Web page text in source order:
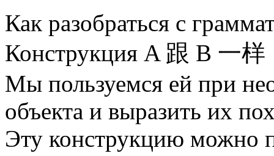
Как разобраться с
Конструкция A 跟 B 一样
Мы пользуемся ей при
объекта и выразить их
Эту конструкцию можно